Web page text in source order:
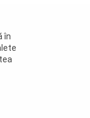
în